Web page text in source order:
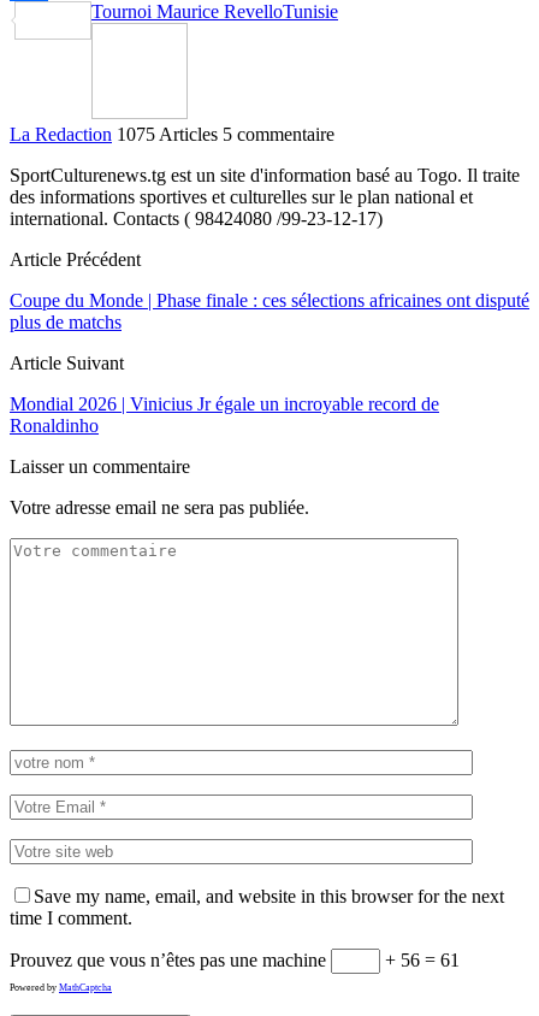
Partager
Tournoi Maurice RevelloTunisie
La Redaction 1075 Articles 5 commentaire
SportCulturenews.tg est un site d'information basé au Togo. Il traite
des informations sportives et culturelles sur le plan national et
international. Contacts ( 98424080 /99-23-12-17)
Article Précédent
Coupe du Monde | Phase finale : ces sélections africaines ont disputé
plus de matchs
Article Suivant
Mondial 2026 | Vinicius Jr égale un incroyable record de
Ronaldinho
Laisser un commentaire
Votre adresse email ne sera pas publiée.
Save my name, email, and website in this browser for the next
time I comment.
Prouvez que vous n’êtes pas une machine + 56 = 61
Powered by MathCaptcha